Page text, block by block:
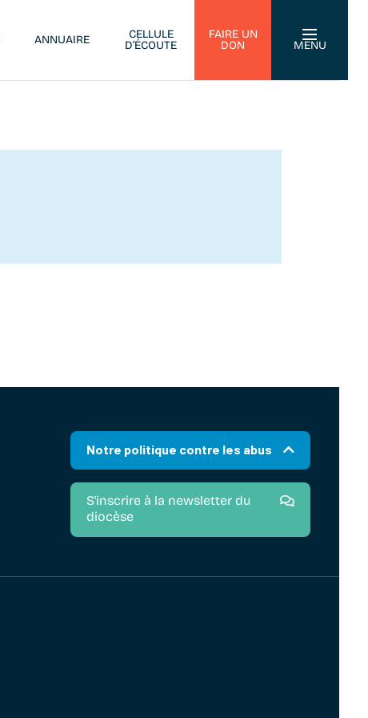
ANNUAIRE
CELLULE
D’ÉCOUTE
FAIRE UN
DON
MENU
Notre politique contre les abus
S'inscrire à la newsletter du
diocèse